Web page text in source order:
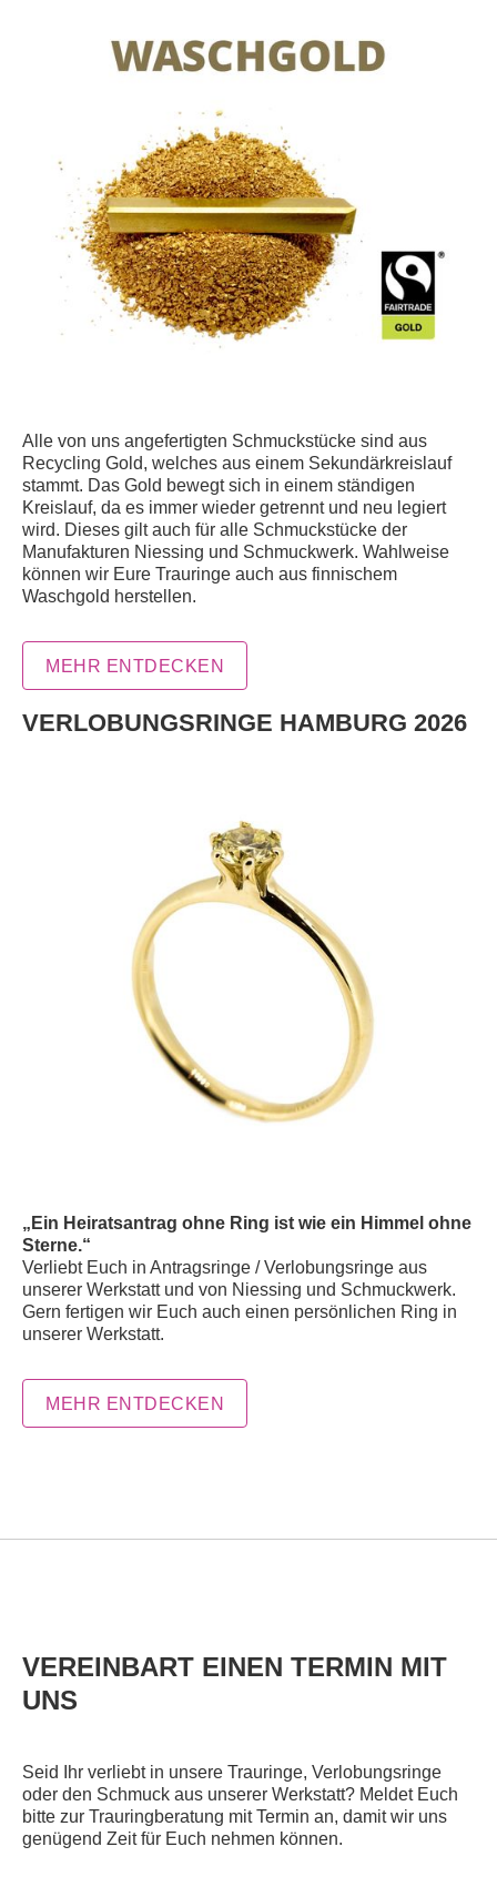
Alle von uns angefertigten Schmuckstücke sind aus
Recycling Gold, welches aus einem Sekundärkreislauf
stammt. Das Gold bewegt sich in einem ständigen
Kreislauf, da es immer wieder getrennt und neu legiert
wird. Dieses gilt auch für alle Schmuckstücke der
Manufakturen Niessing und Schmuckwerk. Wahlweise
können wir Eure Trauringe auch aus finnischem
Waschgold herstellen.
MEHR ENTDECKEN
VERLOBUNGSRINGE HAMBURG 2026
„Ein Heiratsantrag ohne Ring ist wie ein Himmel ohne
Sterne.“
Verliebt Euch in Antragsringe / Verlobungsringe aus
unserer Werkstatt und von Niessing und Schmuckwerk.
Gern fertigen wir Euch auch einen persönlichen Ring in
unserer Werkstatt.
MEHR ENTDECKEN
VEREINBART EINEN TERMIN MIT
UNS
Seid Ihr verliebt in unsere Trauringe, Verlobungsringe
oder den Schmuck aus unserer Werkstatt? Meldet Euch
bitte zur Trauringberatung mit Termin an, damit wir uns
genügend Zeit für Euch nehmen können.